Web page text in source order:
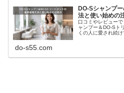
DO-Sシャンプ
法と使い始めの
口コミやレビュー
ャンプー＆DO-Sト
くの人に愛され続
do-s55.com